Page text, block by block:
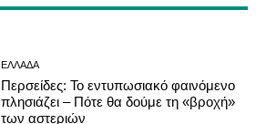
ΕΛΛΆΔΑ
Περσείδες: Το εντυπωσιακό φαινόμενο
πλησιάζει – Πότε θα δούμε τη «βροχή»
των αστεριών